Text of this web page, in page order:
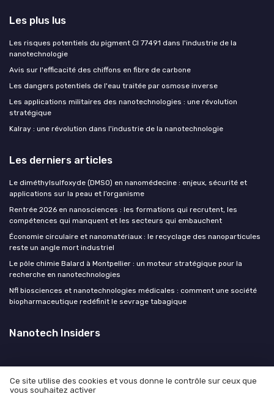
Les plus lus
Les risques potentiels du pigment CI 77491 dans l'industrie de la
nanotechnologie
Avis sur l'efficacité des chiffons en fibre de carbone
Les dangers potentiels de l'eau traitée par osmose inverse
Les applications militaires des nanotechnologies : une révolution
stratégique
Kalray : une révolution dans l'industrie de la nanotechnologie
Les derniers articles
Le diméthylsulfoxyde (DMSO) en nanomédecine : enjeux, sécurité et
applications sur la peau et l’organisme
Rentrée 2026 en nanosciences : les formations qui recrutent, les
compétences qui manquent et les secteurs qui embauchent
Économie circulaire et nanomatériaux : le recyclage des nanoparticules
reste un angle mort industriel
Le pôle chimie Balard à Montpellier : un moteur stratégique pour la
recherche en nanotechnologies
Nfl biosciences et nanotechnologies médicales : comment une société
biopharmaceutique redéfinit le sevrage tabagique
Nanotech Insiders
Mentions légales
Ce site utilise des cookies et vous donne le contrôle sur ceux que
vous souhaitez activer